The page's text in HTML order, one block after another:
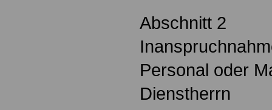
Abschnitt 2
Personal oder
Dienstherrn